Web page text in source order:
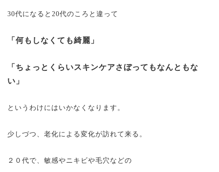
30代になると20代のころと違って
「何もしなくても綺麗」
「ちょっとくらいスキンケアさぼってもなんともな
い」
というわけにはいかなくなります。
少しづつ、老化による変化が訪れて来る。
２０代で、敏感やニキビや毛穴などの